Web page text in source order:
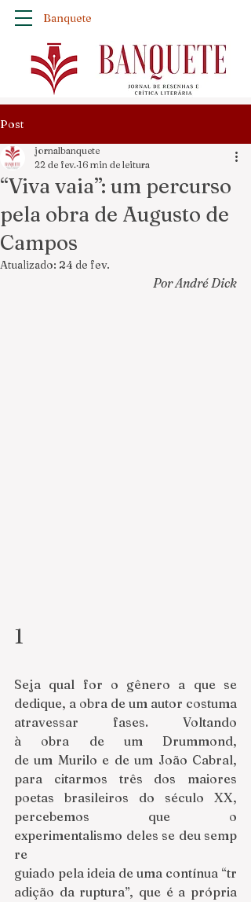
Banquete
Post
“Viva vaia”: um percurso
pela obra de Augusto de
Campos
jornalbanquete
22 de fev. 16 min de leitura
Atualizado: 24 de fev.
Por André Dick
1
Seja qual for o gênero a que se
dedique, a obra de um autor costuma
atravessar fases. Voltando
à obra de um Drummond,
de um Murilo e de um João Cabral,
para citarmos três dos maiores
poetas brasileiros do século XX,
percebemos que o
experimentalismo deles se deu semp
re
guiado pela ideia de uma contínua “tr
adição da ruptura”, que é a própria